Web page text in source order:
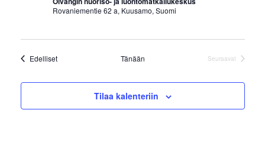
Rovaniementie 62 a, Kuusamo, Suomi
EdellisetTapahtumat Tänään
Seuraavat
Tilaa kalenteriin